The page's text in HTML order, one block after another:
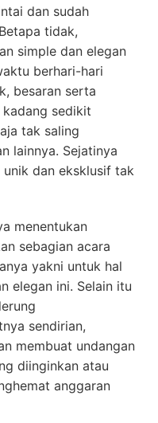
dan sudah
tidak,
simple dan elegan
berhari-hari
besaran serta
sedikit
tak saling
lainnya. Sejatinya
dan eksklusif tak
menentukan
sebagian acara
yakni untuk hal
elegan ini. Selain itu
sendirian,
membuat undangan
diinginkan atau
anggaran